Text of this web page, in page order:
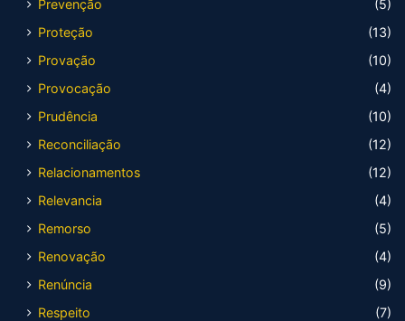
Prevenção
(5)
Proteção
(13)
Provação
(10)
Provocação
(4)
Prudência
(10)
Reconciliação
(12)
Relacionamentos
(12)
Relevancia
(4)
Remorso
(5)
Renovação
(4)
Renúncia
(9)
Respeito
(7)